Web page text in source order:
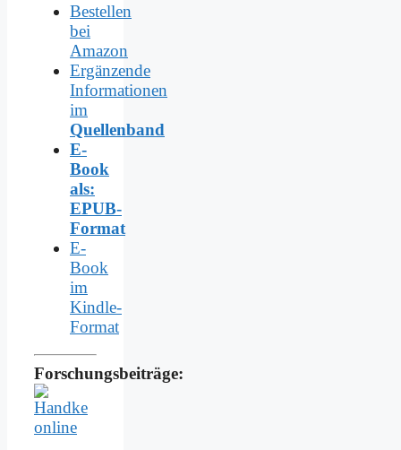
Bestellen
bei
Amazon
Ergänzende
Informationen
im
Quellenband
E-
Book
als:
EPUB-
Format
E-
Book
im
Kindle-
Format
Forschungsbeiträge: